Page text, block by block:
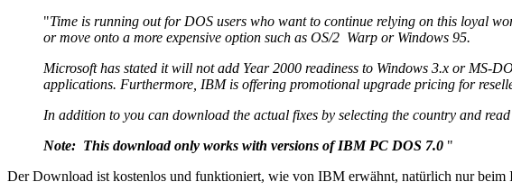
"Time is running out for DOS users who want to continue relying on this loyal
or move onto a more expensive option such as OS/2 Warp or Windows 95.
Microsoft has stated it will not add Year 2000 readiness to Windows 3.x or MS-
applications. Furthermore, IBM is offering promotional upgrade pricing for
In addition to you can download the actual fixes by selecting the country and
Note: This download only works with versions of IBM PC DOS 7.0 "
Der Download ist kostenlos und funktioniert, wie von IBM erwähnt, natürlich nur